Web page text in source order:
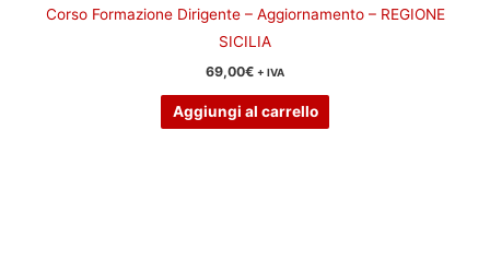
Corso Formazione Dirigente – Aggiornamento – REGIONE
SICILIA
69,00€ + IVA
Aggiungi al carrello